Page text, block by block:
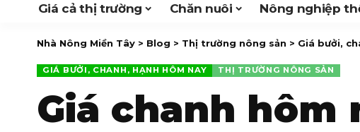
Giá cả thị trường Chăn nuôi Nông nghiệp
Nhà Nông Miền Tây > Blog > Thị trường nông sản > Giá bưởi,
GIÁ BƯỞI, CHANH, HẠNH HÔM NAY THỊ TRƯỜNG NÔNG SẢN
Giá chanh hôm